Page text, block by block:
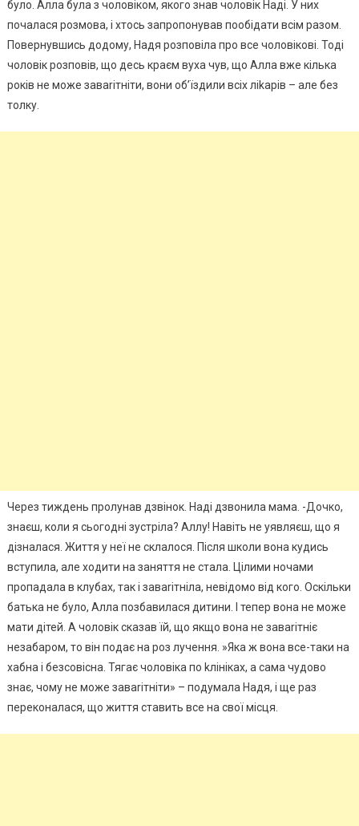
було. Алла була з чоловіком, якого знав чоловік Наді. У них
почалася розмова, і хтось запропонував пообідати всім разом.
Повернувшись додому, Надя розповіла про все чоловікові. Тоді
чоловік розповів, що десь краєм вуха чув, що Алла вже кілька
років не може заваrітніти, вони об’їздили всіх ліkарів – але без
толку.
Через тиждень пролунав дзвінок. Наді дзвонила мама. -Дочко,
знаєш, коли я сьогодні зустріла? Аллу! Навіть не уявляєш, що я
дізналася. Життя у неї не склалося. Після школи вона кудись
вступила, але ходити на заняття не стала. Цілими ночами
пропадала в клубах, так і заваrітніла, невідомо від кого. Оскільки
батька не було, Алла позбавилася дитини. І тепер вона не може
мати дітей. А чоловік сказав їй, що якщо вона не заваrітніє
незабаром, то він подає на роз лучення. »Яка ж вона все-таки на
хабна і безсовісна. Тягає чоловіка по kлініках, а сама чудово
знає, чому не може заваrітніти» – подумала Надя, і ще раз
переконалася, що життя ставить все на свої місця.